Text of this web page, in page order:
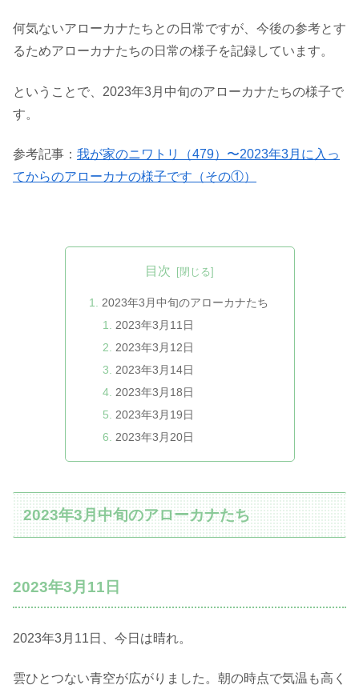
何気ないアローカナたちとの日常ですが、今後の参考とす
るためアローカナたちの日常の様子を記録しています。
ということで、2023年3月中旬のアローカナたちの様子で
す。
参考記事： 我が家のニワトリ（479）〜2023年3月に入っ
てからのアローカナの様子です（その①）
目次
2023年3月中旬のアローカナたち
2023年3月11日
2023年3月12日
2023年3月14日
2023年3月18日
2023年3月19日
2023年3月20日
2023年3月中旬のアローカナたち
2023年3月11日
2023年3月11日、今日は晴れ。
雲ひとつない青空が広がりました。朝の時点で気温も高く